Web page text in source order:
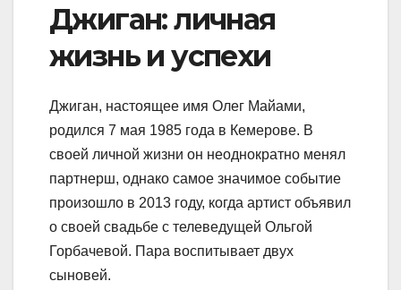
Джиган: личная
жизнь и успехи
Джиган, настоящее имя Олег Майами,
родился 7 мая 1985 года в Кемерове. В
своей личной жизни он неоднократно менял
партнерш, однако самое значимое событие
произошло в 2013 году, когда артист объявил
о своей свадьбе с телеведущей Ольгой
Горбачевой. Пара воспитывает двух
сыновей.